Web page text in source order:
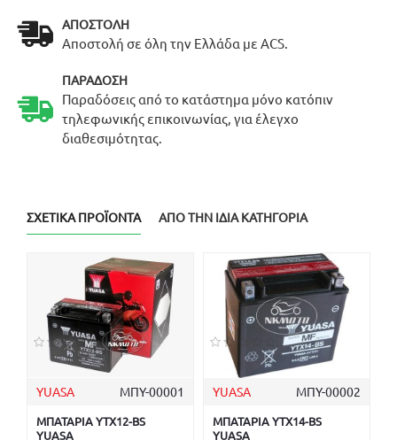
ΑΠΟΣΤΟΛΉ
Αποστολή σε όλη την Ελλάδα με ACS.
ΠΑΡΆΔΟΣΗ
Παραδόσεις από το κατάστημα μόνο κατόπιν
τηλεφωνικής επικοινωνίας, για έλεγχο
διαθεσιμότητας.
ΣΧΕΤΙΚΆ ΠΡΟΪΌΝΤΑ ΑΠΌ ΤΗΝ ΊΔΙΑ ΚΑΤΗΓΟΡΊΑ
YUASA ΜΠΥ-00001
ΜΠΑΤΑΡΙΑ YTX12-BS
YUASA
YUASA ΜΠΥ-00002
ΜΠΑΤΑΡΙΑ YTX14-BS
YUASA